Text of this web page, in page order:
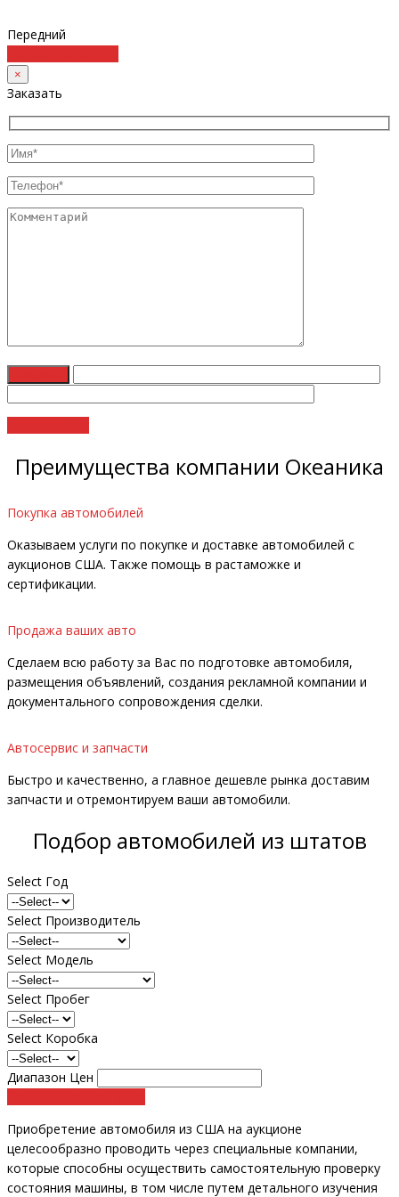
Передний
×
Заказать
Преимущества компании Океаника
Покупка автомобилей
Оказываем услуги по покупке и доставке автомобилей с
аукционов США. Также помощь в растаможке и
сертификации.
Продажа ваших авто
Сделаем всю работу за Вас по подготовке автомобиля,
размещения объявлений, создания рекламной компании и
документального сопровождения сделки.
Автосервис и запчасти
Быстро и качественно, а главное дешевле рынка доставим
запчасти и отремонтируем ваши автомобили.
Подбор автомобилей из штатов
Select Год
Select Производитель
Select Модель
Select Пробег
Select Коробка
Диапазон Цен
Приобретение автомобиля из США на аукционе
целесообразно проводить через специальные компании,
которые способны осуществить самостоятельную проверку
состояния машины, в том числе путем детального изучения